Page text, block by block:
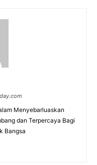
Menyebarluaskan
dan Terpercaya Bagi
Bangsa